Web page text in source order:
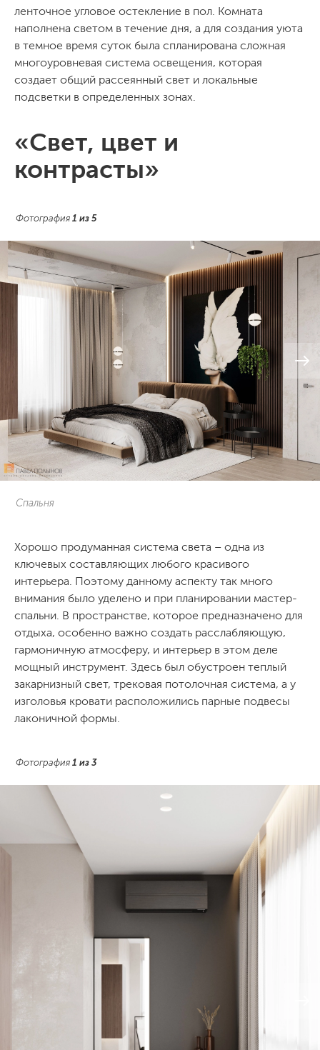
ленточное угловое остекление в пол. Комната
наполнена светом в течение дня, а для создания уюта
в темное время суток была спланирована сложная
многоуровневая система освещения, которая
создает общий рассеянный свет и локальные
подсветки в определенных зонах.
«Свет, цвет и
контрасты»
Фотография 1 из 5
Спальня
Хорошо продуманная система света – одна из
ключевых составляющих любого красивого
интерьера. Поэтому данному аспекту так много
внимания было уделено и при планировании мастер-
спальни. В пространстве, которое предназначено для
отдыха, особенно важно создать расслабляющую,
гармоничную атмосферу, и интерьер в этом деле
мощный инструмент. Здесь был обустроен теплый
закарнизный свет, трековая потолочная система, а у
изголовья кровати расположились парные подвесы
лаконичной формы.
Фотография 1 из 3